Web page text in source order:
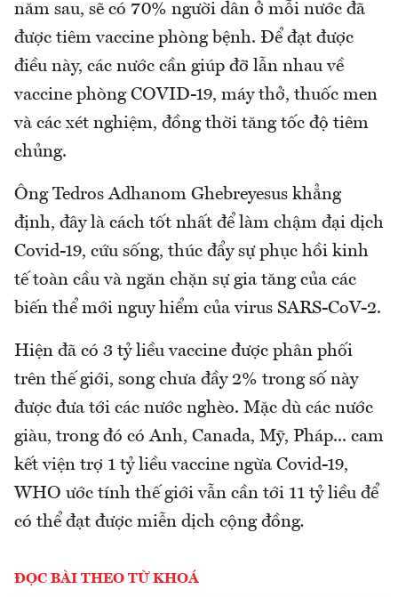
năm sau, sẽ có 70% người dân ở mỗi nước đã
được tiêm vaccine phòng bệnh. Để đạt được
điều này, các nước cần giúp đỡ lẫn nhau về
vaccine phòng COVID-19, máy thở, thuốc men
và các xét nghiệm, đồng thời tăng tốc độ tiêm
chủng.
Ông Tedros Adhanom Ghebreyesus khẳng
định, đây là cách tốt nhất để làm chậm đại dịch
Covid-19, cứu sống, thúc đẩy sự phục hồi kinh
tế toàn cầu và ngăn chặn sự gia tăng của các
biến thể mới nguy hiểm của virus SARS-CoV-2.
Hiện đã có 3 tỷ liều vaccine được phân phối
trên thế giới, song chưa đầy 2% trong số này
được đưa tới các nước nghèo. Mặc dù các nước
giàu, trong đó có Anh, Canada, Mỹ, Pháp... cam
kết viện trợ 1 tỷ liều vaccine ngừa Covid-19,
WHO ước tính thế giới vẫn cần tới 11 tỷ liều để
có thể đạt được miễn dịch cộng đồng.
ĐỌC BÀI THEO TỪ KHOÁ